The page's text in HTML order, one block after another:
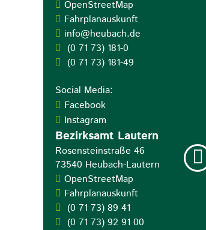
OpenStreetMap
Fahrplanauskunft
info@heubach.de
(0 71 73) 181-0
(0 71 73) 181-49
Social Media:
Facebook
Instagram
Bezirksamt Lautern
Rosensteinstraße 46
73540 Heubach-Lautern
OpenStreetMap
Fahrplanauskunft
(0 71 73) 89 41
(0 71 73) 92 91 00